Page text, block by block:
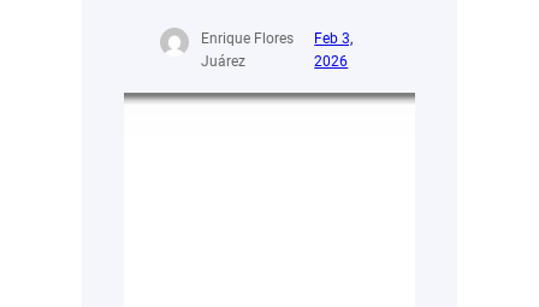
Enrique Flores
Juárez
Feb 3,
2026